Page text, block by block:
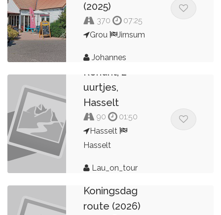
(2025)
370
07:25
Grou
Jirnsum
Johannes
Rondrit, 2
uurtjes,
Hasselt
90
01:50
Hasselt
Hasselt
Lau_on_tour
Koningsdag
route (2026)